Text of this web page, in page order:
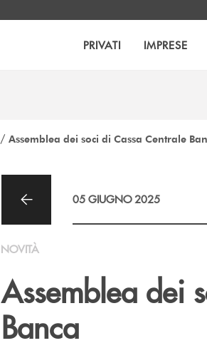
PRIVATI IMPRESE
/ Assemblea dei soci di Cassa Centrale
05 GIUGNO 2025
NOVITÀ
Assemblea dei
Banca